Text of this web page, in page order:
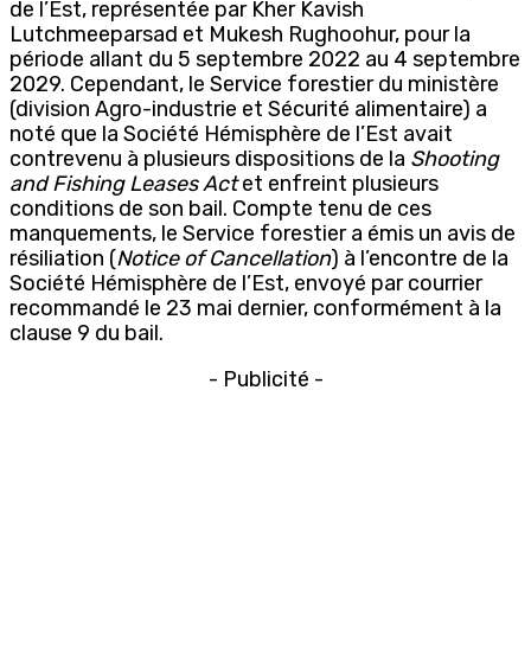
de l’Est, représentée par Kher Kavish
Lutchmeeparsad et Mukesh Rughoohur, pour la
période allant du 5 septembre 2022 au 4 septembre
2029. Cependant, le Service forestier du ministère
(division Agro-industrie et Sécurité alimentaire) a
noté que la Société Hémisphère de l’Est avait
contrevenu à plusieurs dispositions de la Shooting
and Fishing Leases Actet enfreint plusieurs
conditions de son bail. Compte tenu de ces
manquements, le Service forestier a émis un avis de
résiliation (Notice of Cancellation) à l’encontre de la
Société Hémisphère de l’Est, envoyé par courrier
recommandé le 23 mai dernier, conformément à la
clause 9 du bail.
- Publicité -